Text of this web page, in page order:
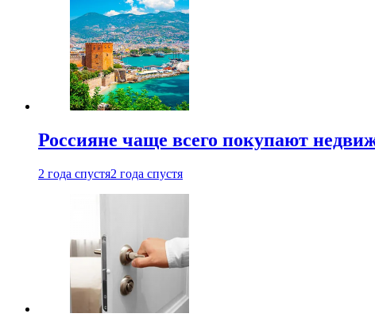
Россияне чаще всего покупают
2 года спустя2 года спустя